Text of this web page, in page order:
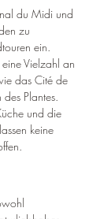
du Midi und
zu
ein.
Vielzahl an
das Cité de
Plantes.
und die
keine